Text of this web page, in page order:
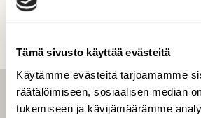
Tämä sivusto käyttää evästeitä
Käytämme evästeitä tarjoamamme
räätälöimiseen, sosiaalisen median
tukemiseen ja kävijämäärämmeLEHTI